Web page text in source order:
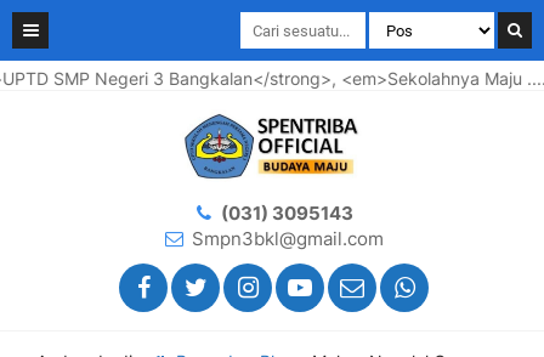
SMP Negeri 3 Bangkalan</strong>, <em>Sekolahnya Maju ....
(031) 3095143
Smpn3bkl@gmail.com